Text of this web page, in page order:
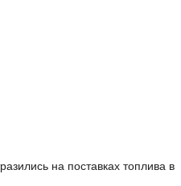
на поставках топлива в